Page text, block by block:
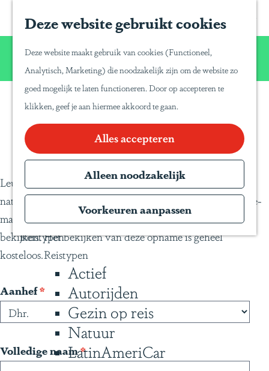
Deze website gebruikt cookies
Deze website maakt gebruik van cookies (Functioneel,
Analytisch, Marketing) die noodzakelijk zijn om de website zo
goed mogelijk te laten functioneren. Door op accepteren te
klikken, geef je aan hiermee akkoord te gaan.
Alles accepteren
Alleen noodzakelijk
Voorkeuren aanpassen
p
a
e
Inspiratie
Reisinspiratie
Blog
Duurzaam reizen
Gente Mágica
Inspiratiedagen
KLM Holland
Herald
Magazine
Webinars
Reistypen
Reistypen
Actief
Autorijden
Gezin op reis
Natuur
LatinAmeriCar
k
a
T
a
e
Wij willen u net zo van Latijns-Amerika laten
genieten zoals wij dat zelf doen!
Aanmelden webinar Ecuador
Leuk dat u onze online presentatie; Ecuador; historisch,
natuurlijk en cultureel wilt bekijken. Laat hieronder uw e-
mailadres achter en u kunt daarna de opname direct
bekijken. Het bekijken van deze opname is geheel
kosteloos.
Aanhef*v
r
l
Volledige naam*v